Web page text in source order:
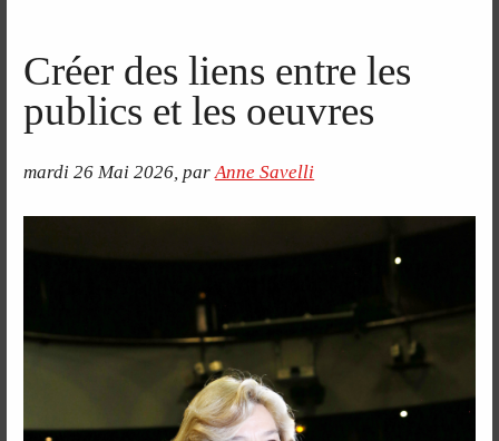
Créer des liens entre les
publics et les oeuvres
mardi 26 Mai 2026 parAnne Savelli